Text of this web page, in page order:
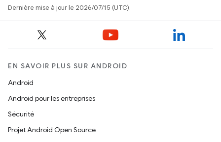
Dernière mise à jour le 2026/07/15 (UTC).
EN SAVOIR PLUS SUR ANDROID
Android
Android pour les entreprises
Sécurité
Projet Android Open Source